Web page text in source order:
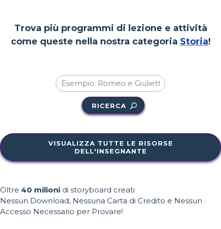
Trova più programmi di lezione e attività
come queste nella nostra categoria Storia!
RICERCA
VISUALIZZA TUTTE LE RISORSE
DELL'INSEGNANTE
Oltre 40 milioni di storyboard creati
Nessun Download, Nessuna Carta di Credito e Nessun
Accesso Necessario per Provare!